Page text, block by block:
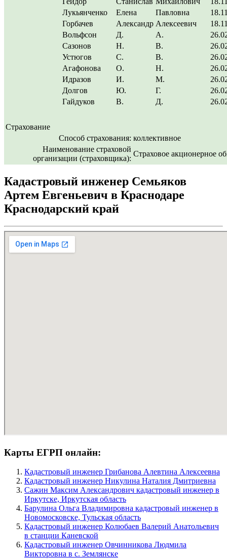
Лукьянченко
Елена Павловна
Горбачев
Александр Алексеевич
Вольфсон
Д. А.
Сазонов
Н. В.
Устюгов
С. В.
Агафонова
О. Н.
Идразов
И. М.
Долгов
Ю. Г.
Гайдуков
В. Д.
Страхование
Способ страхования: коллективное
Наименование страховой
организации (страховщика):
Страховое акционерное
Кадастровый инженер Семьяков
Артем Евгеньевич в Краснодаре
Краснодарский край
Карты ЕГРП онлайн:
Кадастровый инженер Грибанова Алевтина Алексеевна
Кадастровый инженер Никулина Наталия Дмитриевна
Сажин Максим Александрович кадастровый инженер в
Иркутске, Иркутская область
Барулина Ольга Владимировна кадастровый инженер в
Новомосковске, Тульская область
Кадастровый инженер Колюбаев Валерий Анатольевич
в станции Каневской
Кадастровый инженер Овчинникова Людмила
Викторовна в c. Землянске